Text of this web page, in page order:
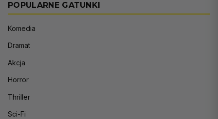
POPULARNE GATUNKI
Komedia
Dramat
Akcja
Horror
Thriller
Sci-Fi